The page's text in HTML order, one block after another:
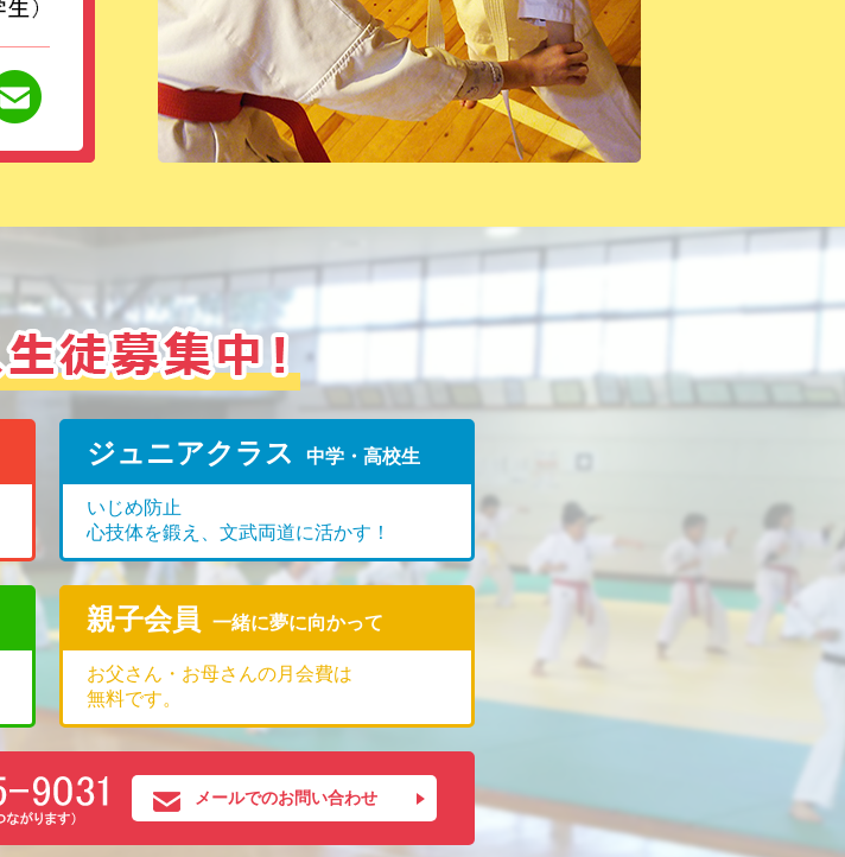
ジュニアクラス 中学・高校生
いじめ防止
心技体を鍛え、文武両道に活かす！
親子会員 一緒に夢に向かって
お父さん・お母さんの月会費は
無料です。
メールでのお問い合わせ